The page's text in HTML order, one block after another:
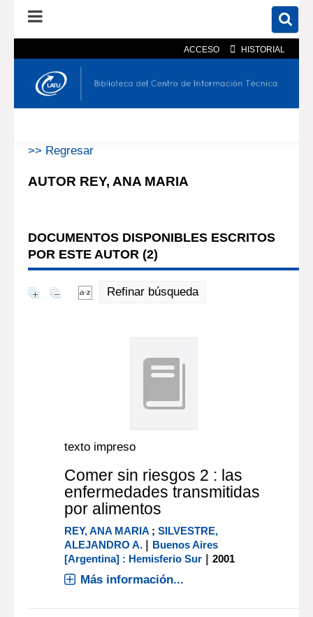
ACCESO HISTORIAL
En el catálogo En el sitio
>> Regresar
AUTOR REY, ANA MARIA
DOCUMENTOS DISPONIBLES ESCRITOS
POR ESTE AUTOR (2)
Refinar búsqueda
texto impreso
Comer sin riesgos 2 : las
enfermedades transmitidas
por alimentos
REY, ANA MARIA ;SILVESTRE,
ALEJANDRO A. | Buenos Aires
[Argentina] : Hemisferio Sur |2001
Más información...